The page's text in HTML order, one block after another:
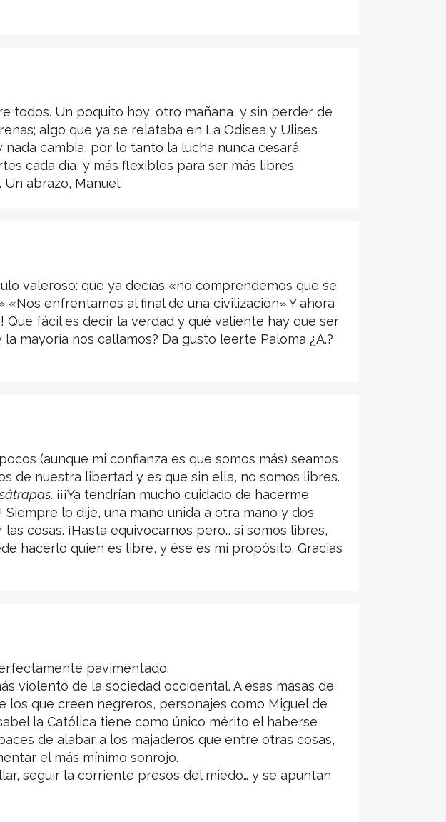
todos. Un poquito hoy, otro mañana, y sin perder de
algo que ya se relataba en La Odisea y Ulises
cambia, por lo tanto la lucha nunca cesará.
cada día, y más flexibles para ser más libres.
abrazo, Manuel.
valeroso: que ya decías «no comprendemos que se
enfrentamos al final de una civilización» Y ahora
fácil es decir la verdad y qué valiente hay que ser
mayoría nos callamos? Da gusto leerte Paloma ¿A.?
(aunque mi confianza es que somos más) seamos
de nuestra libertad y es que sin ella, no somos libres.
sátrapas. ¡¡¡Ya tendrían mucho cuidado de hacerme
lo dije, una mano unida a otra mano y dos
cosas. ¡Hasta equivocarnos pero… si somos libres,
hacerlo quien es libre, y ése es mi propósito. Gracias
pavimentado.
violento de la sociedad occidental. A esas masas de
los que creen negreros, personajes como Miguel de
la Católica tiene como único mérito el haberse
de alabar a los majaderos que entre otras cosas,
el más mínimo sonrojo.
seguir la corriente presos del miedo… y se apuntan